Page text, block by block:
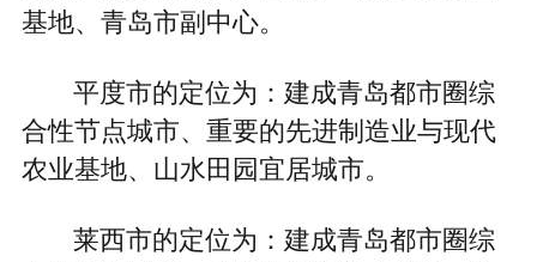
基地、青岛市副中心。
平度市的定位为：建成青岛都市圈综
合性节点城市、重要的先进制造业与现代
农业基地、山水田园宜居城市。
莱西市的定位为：建成青岛都市圈综